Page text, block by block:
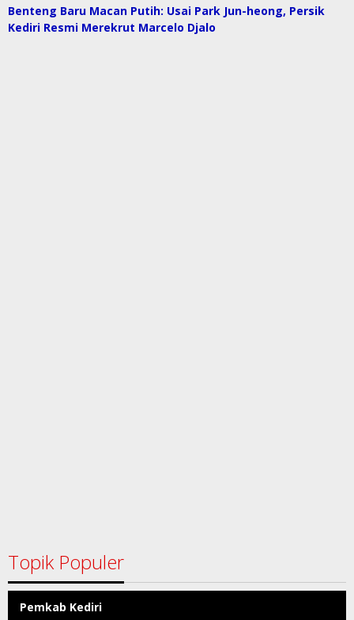
Benteng Baru Macan Putih: Usai Park Jun-heong, Persik
Kediri Resmi Merekrut Marcelo Djalo
Topik Populer
Pemkab Kediri